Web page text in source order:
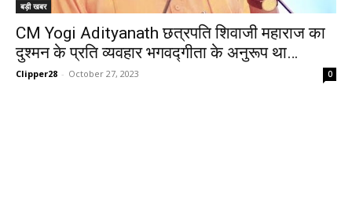
बड़ी खबर
CM Yogi Adityanath छत्रपति शिवाजी महाराज का
दुश्मन के प्रति व्यवहार भगवद्गीता के अनुरूप था…
Clipper28 - October 27, 2023 0